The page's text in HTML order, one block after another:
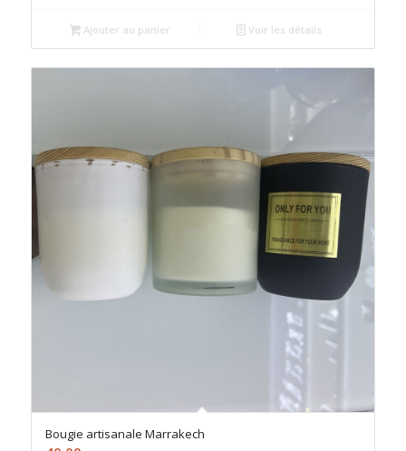
était :
د.م.40.00.
د.م.35.00.
Ajouter au panier Voir les détails
Bougie artisanale Marrakech